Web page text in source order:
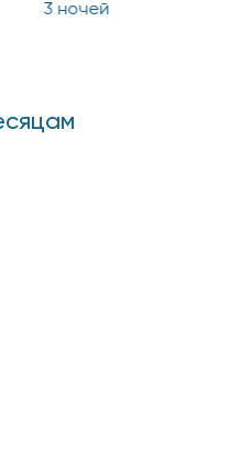
3 ночей